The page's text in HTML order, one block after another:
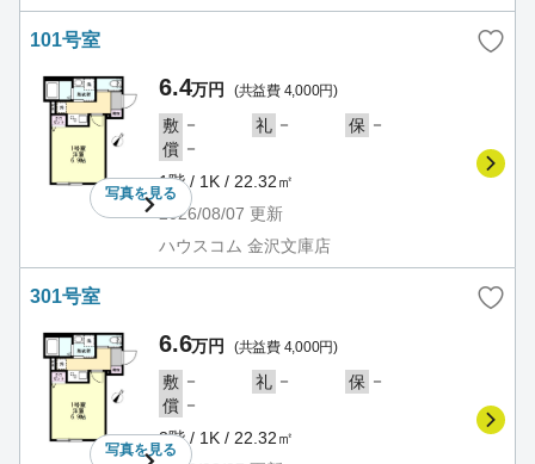
101号室
写真を見る
6.4万円 (共益費 4,000円)
敷 － 礼 － 保 －
償 －
1階 / 1K / 22.32㎡
2026/08/07 更新
ハウスコム 金沢文庫店
301号室
写真を見る
6.6万円 (共益費 4,000円)
敷 － 礼 － 保 －
償 －
3階 / 1K / 22.32㎡